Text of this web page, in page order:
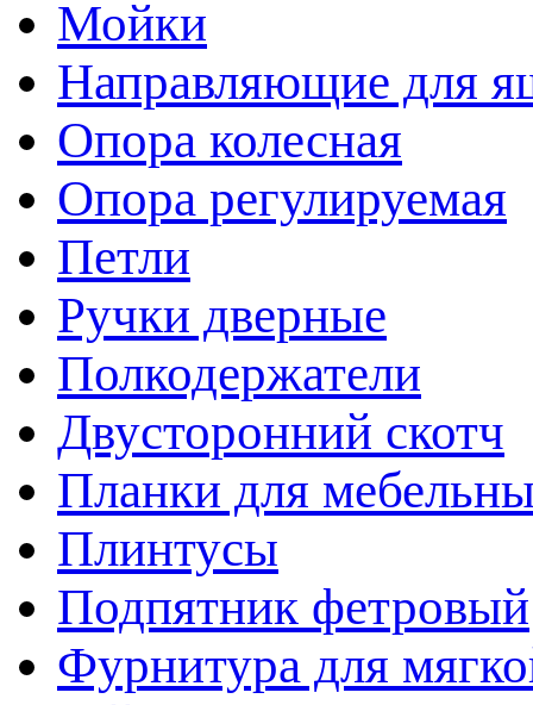
Мойки
Направляющие для
Опора колесная
Опора регулируемая
Петли
Ручки дверные
Полкодержатели
Двусторонний скотч
Планки для
Плинтусы
Подпятник фетровый
Фурнитура для